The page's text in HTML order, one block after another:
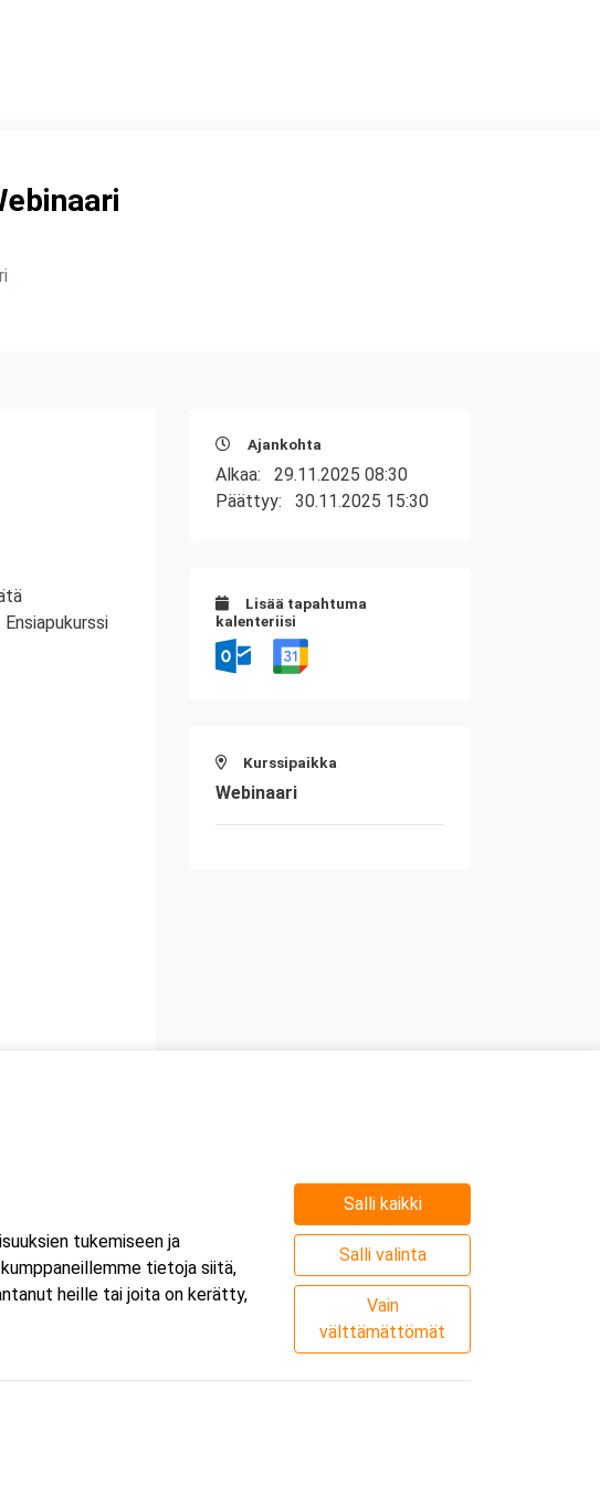
Ajankohta
Alkaa: 29.11.2025 08:30
Päättyy: 30.11.2025 15:30
Lisää tapahtuma
kalenteriisi
Kurssipaikka
Webinaari
tukemiseen ja
kumppaneillemme tietoja siitä,
heille tai joita on kerätty,
Salli kaikki
Salli valinta
Vain
välttämättömät